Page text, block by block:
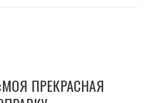
ПРЕКРАСНАЯ